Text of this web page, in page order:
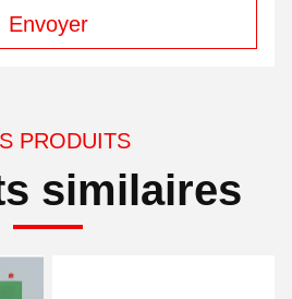
Envoyer
PRODUITS
similaires